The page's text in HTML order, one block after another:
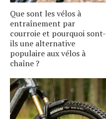
Que sont les vélos à
entraînement par
courroie et pourquoi sont-
ils une alternative
populaire aux vélos à
chaîne ?